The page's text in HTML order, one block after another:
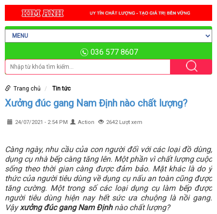
036 577 8607
Trang chủ Tin tức
Xưởng đúc gang Nam Định nào chất lượng?
24/07/2021 - 2:54 PM Action 2642 Lượt xem
Càng ngày, nhu cầu của con người đối với các loại đồ dùng,
dụng cụ nhà bếp càng tăng lên. Một phần vì chất lượng cuộc
sống theo thời gian càng được đảm bảo. Mặt khác là do ý
thức của người tiêu dùng về dụng cụ nấu an toàn cũng được
tăng cường. Một trong số các loại dụng cụ làm bếp được
người tiêu dùng hiện nay hết sức ưa chuộng là nồi gang.
Vậyxưởng đúc gang Nam Địnhnào chất lượng?